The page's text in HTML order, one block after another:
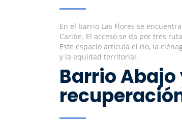
En el barrio Las Flores se
Caribe. El acceso se da por tres
Este espacio articula el río, la
y la equidad territorial.
Barrio